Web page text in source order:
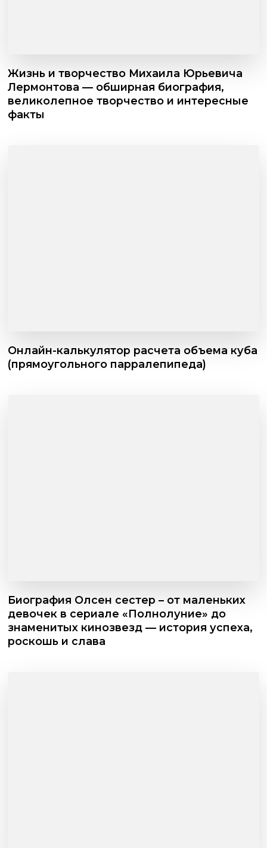
Жизнь и творчество Михаила Юрьевича
Лермонтова — обширная биография,
великолепное творчество и интересные
факты
Онлайн-калькулятор расчета объема куба
(прямоугольного парралепипеда)
Биография Олсен сестер – от маленьких
девочек в сериале «Полнолуние» до
знаменитых кинозвезд — история успеха,
роскошь и слава